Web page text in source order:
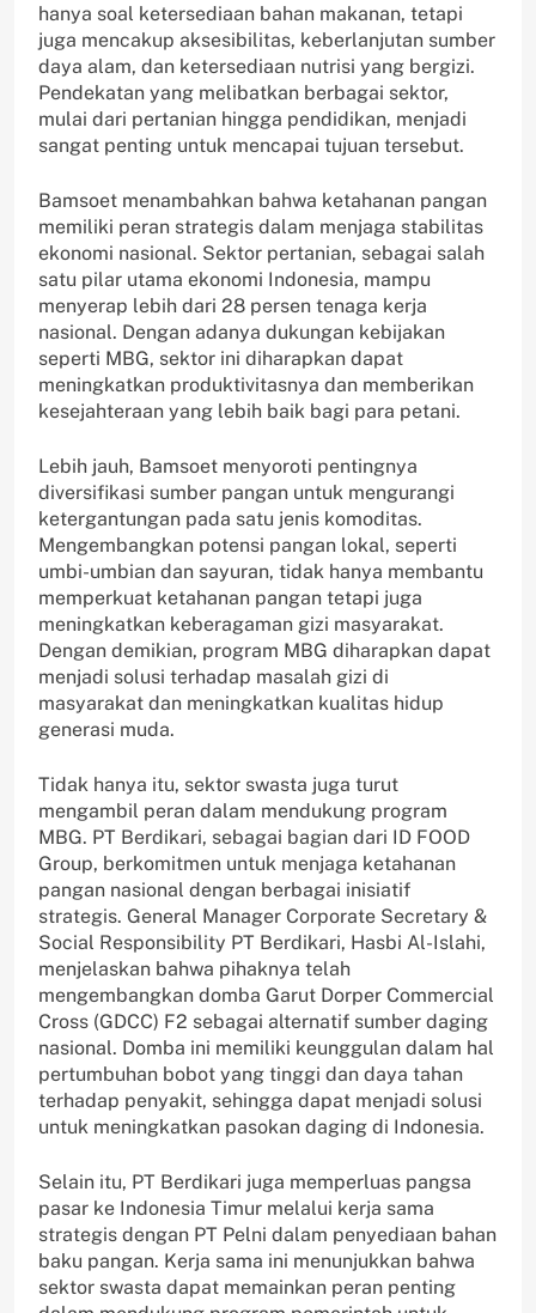
hanya soal ketersediaan bahan makanan, tetapi
juga mencakup aksesibilitas, keberlanjutan sumber
daya alam, dan ketersediaan nutrisi yang bergizi.
Pendekatan yang melibatkan berbagai sektor,
mulai dari pertanian hingga pendidikan, menjadi
sangat penting untuk mencapai tujuan tersebut.
Bamsoet menambahkan bahwa ketahanan pangan
memiliki peran strategis dalam menjaga stabilitas
ekonomi nasional. Sektor pertanian, sebagai salah
satu pilar utama ekonomi Indonesia, mampu
menyerap lebih dari 28 persen tenaga kerja
nasional. Dengan adanya dukungan kebijakan
seperti MBG, sektor ini diharapkan dapat
meningkatkan produktivitasnya dan memberikan
kesejahteraan yang lebih baik bagi para petani.
Lebih jauh, Bamsoet menyoroti pentingnya
diversifikasi sumber pangan untuk mengurangi
ketergantungan pada satu jenis komoditas.
Mengembangkan potensi pangan lokal, seperti
umbi-umbian dan sayuran, tidak hanya membantu
memperkuat ketahanan pangan tetapi juga
meningkatkan keberagaman gizi masyarakat.
Dengan demikian, program MBG diharapkan dapat
menjadi solusi terhadap masalah gizi di
masyarakat dan meningkatkan kualitas hidup
generasi muda.
Tidak hanya itu, sektor swasta juga turut
mengambil peran dalam mendukung program
MBG. PT Berdikari, sebagai bagian dari ID FOOD
Group, berkomitmen untuk menjaga ketahanan
pangan nasional dengan berbagai inisiatif
strategis. General Manager Corporate Secretary &
Social Responsibility PT Berdikari, Hasbi Al-Islahi,
menjelaskan bahwa pihaknya telah
mengembangkan domba Garut Dorper Commercial
Cross (GDCC) F2 sebagai alternatif sumber daging
nasional. Domba ini memiliki keunggulan dalam hal
pertumbuhan bobot yang tinggi dan daya tahan
terhadap penyakit, sehingga dapat menjadi solusi
untuk meningkatkan pasokan daging di Indonesia.
Selain itu, PT Berdikari juga memperluas pangsa
pasar ke Indonesia Timur melalui kerja sama
strategis dengan PT Pelni dalam penyediaan bahan
baku pangan. Kerja sama ini menunjukkan bahwa
sektor swasta dapat memainkan peran penting